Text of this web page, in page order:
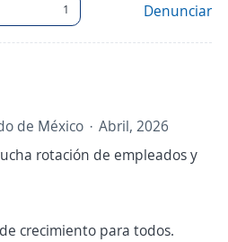
1 Denunciar
de México
Abril, 2026
rotación de empleados y
crecimiento para todos.